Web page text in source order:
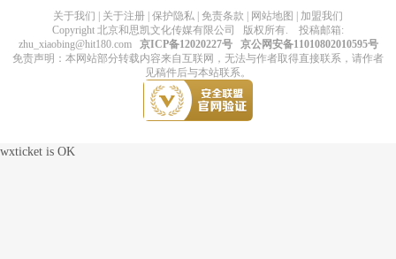
关于我们
关于注册 保护隐私 免责条款 网站地图
加盟我们
Copyright 北京和思凯文化传媒有限公司 版权所有. 投稿邮箱:
zhu_xiaobing@hit180.com
京ICP备12020227号
京公网安备11010802010595号
免责声明：本网站部分转载内容来自互联网，无法与作者取得直接联系，请作者
见稿件后与本站联系。
wxticket is OK